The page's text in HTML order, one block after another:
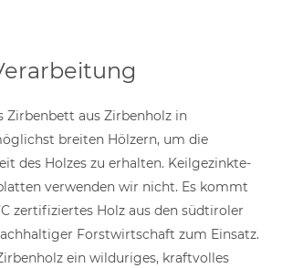
Zirbenbett aus Zirbenholz in
breiten Hölzern, um die
des Holzes zu erhalten. Keilgezinkte-
verwenden wir nicht. Es kommt
zertifiziertes Holz aus den südtiroler
Forstwirtschaft zum Einsatz.
ein wilduriges, kraftvolles